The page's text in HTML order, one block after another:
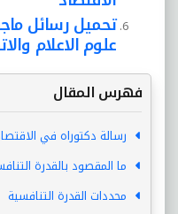
تحميل رسائل
علوم الاعلام
فهرس المقال
رسالة دكتوراه في
ما المقصود بالقدرة
محددات القدرة التنافسية